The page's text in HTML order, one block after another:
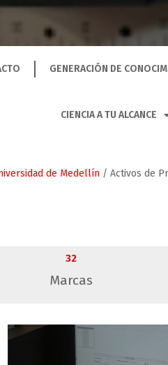
GENERACIÓN DE
CIENCIA A TU ALCANCE
de Medellín / Activos de
Marcas
32